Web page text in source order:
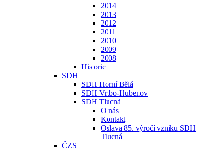
2014
2013
2012
2011
2010
2009
2008
Historie
SDH
SDH Horní Bělá
SDH Vrtbo-Hubenov
SDH Tlucná
O nás
Kontakt
Oslava 85. výročí vzniku SDH
Tlucná
ČZS